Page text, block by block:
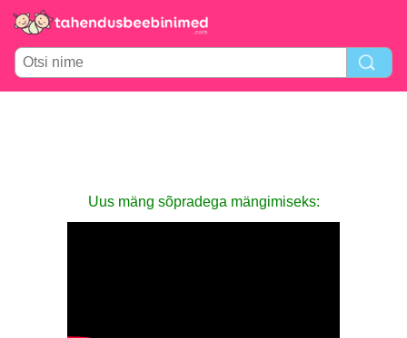
Uus mäng sõpradega mängimiseks: